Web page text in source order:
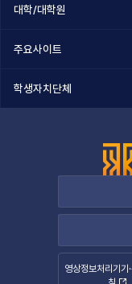
대학/대학원
주요사이트
학생자치단체
영상정보처리기기